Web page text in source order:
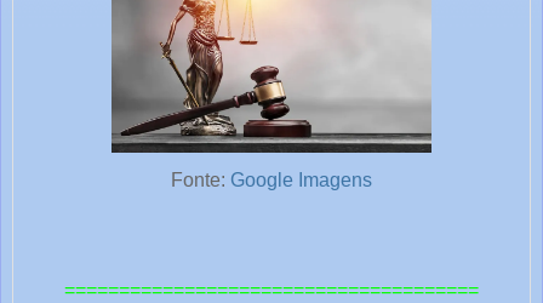
Fonte: Google Imagens
======================================